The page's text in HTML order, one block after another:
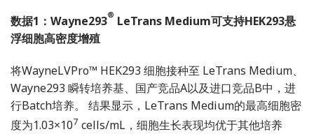
数据1：Wayne293® LeTrans Medium可支持HEK293悬
浮细胞高密度增殖
将WayneLVPro™ HEK293 细胞接种至 LeTrans Medium、
Wayne293 瞬转培养基、国产竞品A以及进口竞品B中，进
行Batch培养。 结果显示，LeTrans Medium的最高细胞密
度为1.03×107 cells/mL，细胞生长表现均优于其他培养